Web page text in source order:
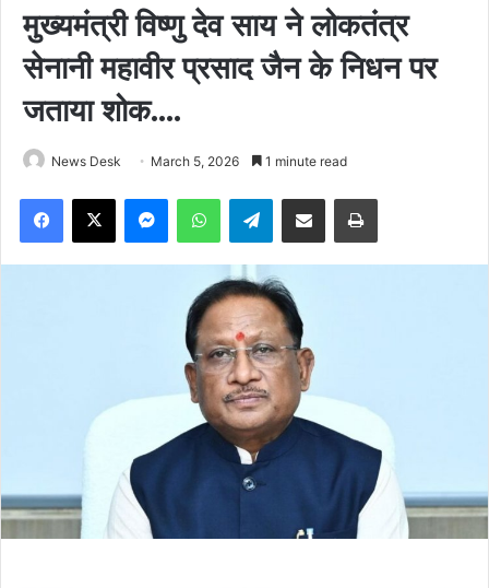
मुख्यमंत्री विष्णु देव साय ने लोकतंत्र
सेनानी महावीर प्रसाद जैन के निधन पर
जताया शोक….
News Desk March 5, 2026 1 minute read
Facebook
X MessengerWhatsAppTelegramShare via Email Print